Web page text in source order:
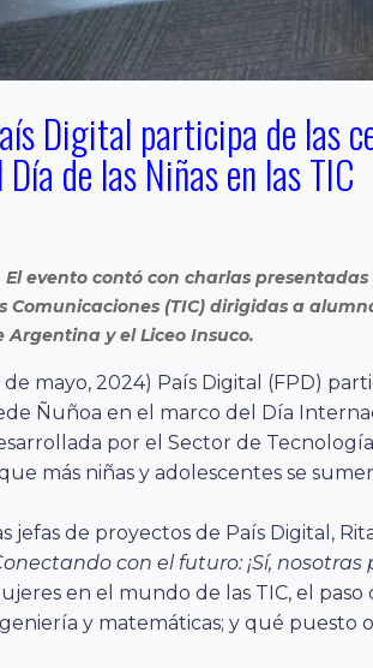
Digital participa de las
Día de las Niñas en las TIC
El evento contó con charlas
Comunicaciones (TIC) dirigidas a
Argentina y el Liceo Insuco.
de mayo, 2024) País Digital (FPD)
Ñuñoa en el marco del Día
por el Sector de
más niñas y adolescentes se
jefas de proyectos de País Digital,
con el futuro: ¡Sí, nosotras
en el mundo de las TIC, el
y matemáticas; y qué puesto